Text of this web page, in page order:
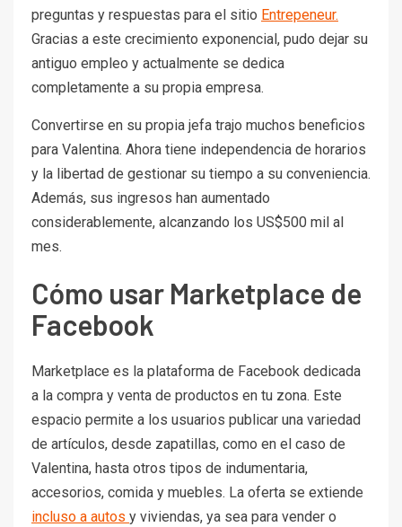
preguntas y respuestas para el sitio Entrepeneur.
Gracias a este crecimiento exponencial, pudo dejar su
antiguo empleo y actualmente se dedica
completamente a su propia empresa.
Convertirse en su propia jefa trajo muchos beneficios
para Valentina. Ahora tiene independencia de horarios
y la libertad de gestionar su tiempo a su conveniencia.
Además, sus ingresos han aumentado
considerablemente, alcanzando los US$500 mil al
mes.
Cómo usar Marketplace de
Facebook
Marketplace es la plataforma de Facebook dedicada
a la compra y venta de productos en tu zona. Este
espacio permite a los usuarios publicar una variedad
de artículos, desde zapatillas, como en el caso de
Valentina, hasta otros tipos de indumentaria,
accesorios, comida y muebles. La oferta se extiende
incluso a autos y viviendas, ya sea para vender o